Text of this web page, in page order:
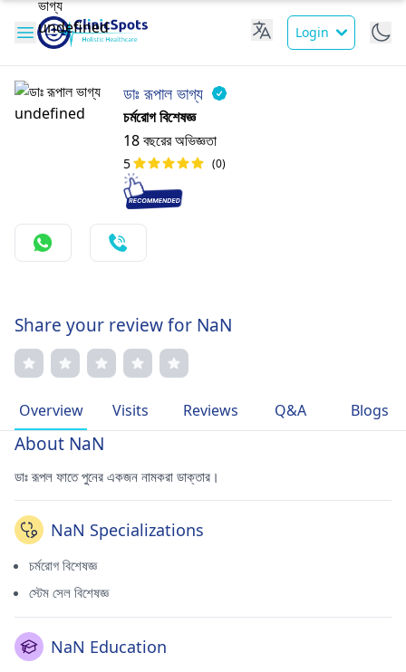
Login
ডাঃ রূপাল ভাগ্য
চর্মরোগ বিশেষজ্ঞ
18 বছরের অভিজ্ঞতা
5 (0)
Share your review for NaN
Overview Visits Reviews Q&A Blogs
About NaN
ডাঃ রূপল ফাতে পুনের একজন নামকরা ডাক্তার।
NaN Specializations
চর্মরোগ বিশেষজ্ঞ
স্টেম সেল বিশেষজ্ঞ
NaN Education